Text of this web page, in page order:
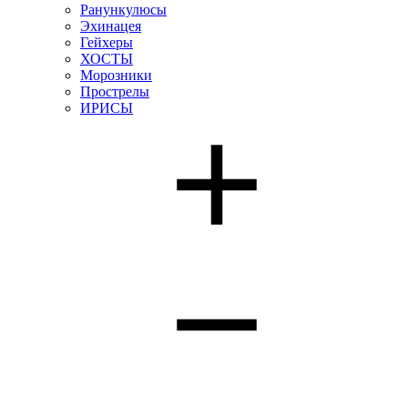
Ранункулюсы
Эхинацея
Гейхеры
ХОСТЫ
Морозники
Прострелы
ИРИСЫ